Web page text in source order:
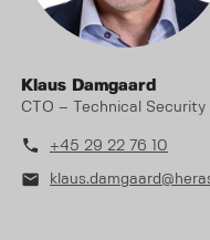
Klaus Damgaard
CTO – Technical Security
phone +45 29 22 76 10
mail